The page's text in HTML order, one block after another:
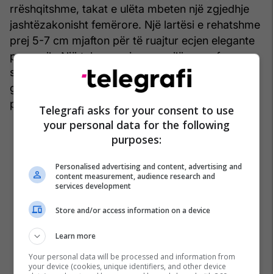
rrëshqitshme, takat e ulëta mbeten një zgjedhje
jashtëzakonisht femërore. Një lartësi e rehatshme
prej 5-7 cm mjafton për të ruajtur ecjen elegante
pa rrezik. Një taban prej gome cilësore ofron
stabilitet, ndërsa këpucët me takë të hollë ose të
gjerë shtojnë finesën në çdo kombinim dimëror,
pa sakrifikuar komoditetin.
Telegrafi asks for your consent to use
your personal data for the following
purposes:
Personalised advertising and content, advertising and
content measurement, audience research and
services development
Store and/or access information on a device
Learn more
Your personal data will be processed and information from
your device (cookies, unique identifiers, and other device